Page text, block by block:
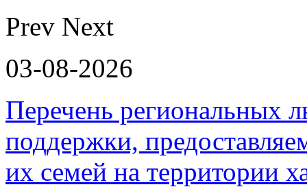
Prev Next
03-08-2026
Перечень региональных
поддержки,
их семей на территории